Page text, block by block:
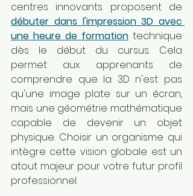
débuter dans l'impression 3D avec
une heure de formation technique
dès le début du cursus. Cela
permet aux apprenants de
comprendre que la 3D n'est pas
qu'une image plate sur un écran,
mais une géométrie mathématique
capable de devenir un objet
physique. Choisir un organisme qui
intègre cette vision globale est un
atout majeur pour votre futur profil
professionnel.